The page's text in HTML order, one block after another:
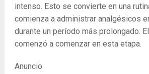
intenso. Esto se convierte en una
comienza a administrar analgésicos
durante un período más prolongado.
comenzó a comenzar en esta etapa.
Anuncio